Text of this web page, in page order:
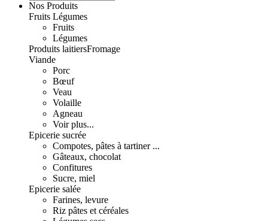
Nos Produits
Fruits Légumes
Fruits
Légumes
Produits laitiersFromage
Viande
Porc
Bœuf
Veau
Volaille
Agneau
Voir plus...
Epicerie sucrée
Compotes, pâtes à tartiner ...
Gâteaux, chocolat
Confitures
Sucre, miel
Epicerie salée
Farines, levure
Riz pâtes et céréales